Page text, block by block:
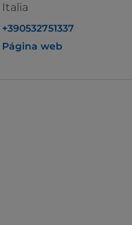
Italia
+390532751337
Página web